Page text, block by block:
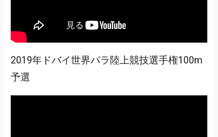
2019年ドバイ世界パラ陸上競技選手権100m
予選